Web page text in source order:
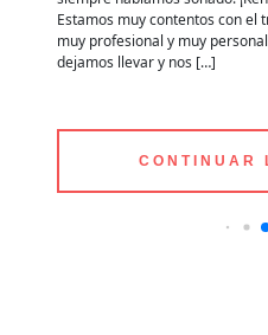
Estamos muy contentos con el
muy profesional y muy
dejamos llevar y nos […]
CONTINUAR